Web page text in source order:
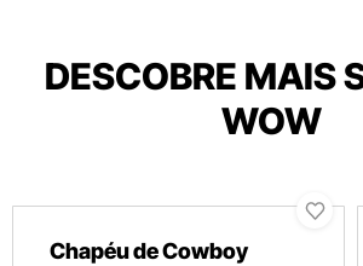
DESCOBRE MAIS
WOW
Chapéu de Cowboy